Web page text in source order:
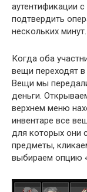
аутентификации
подтвердить
нескольких минут.
Когда оба
вещи переходят в
Вещи мы
деньги.
верхнем меню
инвентаре все
для которых они
предметы,
выбираем опцию